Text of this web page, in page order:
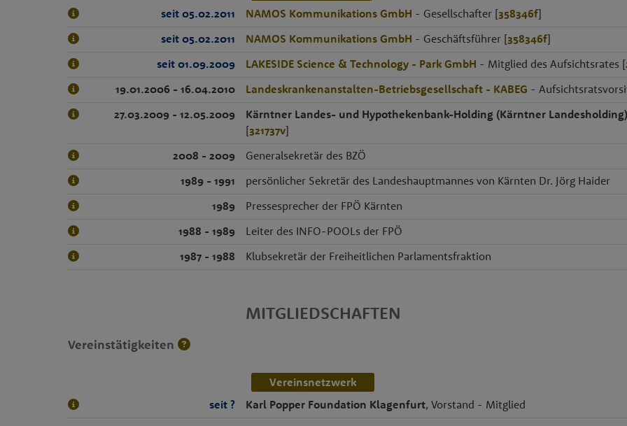
seit 05.02.2011
NAMOS Kommunikations GmbH - Gesellschafter [358346f]
seit 05.02.2011
NAMOS Kommunikations GmbH - Geschäftsführer [358346f]
seit 01.09.2009
LAKESIDE Science & Technology - Park GmbH - Mitglied des Aufsichtsrates [
19.01.2006 - 16.04.2010
Landeskrankenanstalten-Betriebsgesellschaft - KABEG -
27.03.2009 - 12.05.2009
Kärntner Landes- und Hypothekenbank-Holding (Kärntner Landesholding)
[321737v]
2008 - 2009
Generalsekretär des BZÖ
1989 - 1991
persönlicher Sekretär des Landeshauptmannes von Kärnten Dr. Jörg Haider
1989
Pressesprecher der FPÖ Kärnten
1988 - 1989
Leiter des INFO-POOLs der FPÖ
1987 - 1988
Klubsekretär der Freiheitlichen Parlamentsfraktion
MITGLIEDSCHAFTEN
Vereinstätigkeiten
Vereinsnetzwerk
seit ?
Karl Popper Foundation Klagenfurt, Vorstand - Mitglied